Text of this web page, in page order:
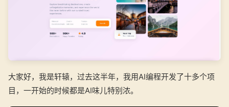
大家好，我是轩辕，过去这半年，我用AI编程开发了十多个项
目，一开始的时候都是AI味儿特别浓。